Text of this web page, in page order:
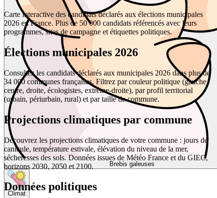
Brebis galeuses
Climat
Carte interactive des candidats déclarés aux élections municipales
2026 en France. Plus de 50 000 candidats référencés avec leurs
programmes, sites de campagne et étiquettes politiques.
Élections municipales 2026
Consultez les candidats déclarés aux municipales 2026 dans plus de
34 000 communes françaises. Filtrez par couleur politique (gauche,
centre, droite, écologistes, extrême-droite), par profil territorial
(urbain, périurbain, rural) et par taille de commune.
Projections climatiques par commune
Découvrez les projections climatiques de votre commune : jours de
canicule, température estivale, élévation du niveau de la mer,
sécheresses des sols. Données issues de Météo France et du GIEC,
horizons 2030, 2050 et 2100.
Données politiques